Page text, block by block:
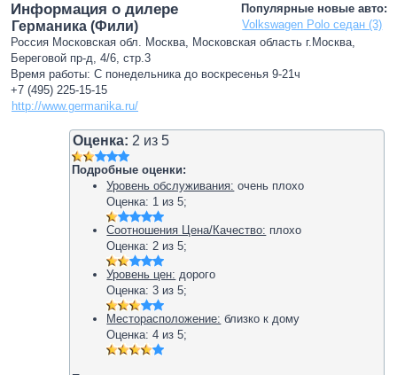
Популярные новые авто:
Volkswagen Polo седан (3)
Информация о дилере
Германика (Фили)
Россия Московская обл. Москва, Московская область г.Москва,
Береговой пр-д, 4/6, стр.3
Время работы: С понедельника до воскресенья 9-21ч
+7 (495) 225-15-15
http://www.germanika.ru/
Оценка: 2 из5
Подробные оценки:
Уровень обслуживания: очень плохо
Оценка: 1 из5;
Соотношения Цена/Качество: плохо
Оценка:2 из5;
Уровень цен: дорого
Оценка:3 из5;
Месторасположение: близко к дому
Оценка:4 из5;